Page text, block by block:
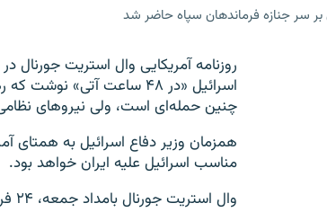
سر جنازه فرماندهان سپاه حاضر شد
روزنامه آمریکایی وال استریت
اسرائیل «در ۴۸ ساعت
چنین حمله‌ای است، ولی نیروهای نظامی
همزمان وزیر دفاع اسرائیل به همتای
مناسب اسرائیل علیه ایران خواهد بود.